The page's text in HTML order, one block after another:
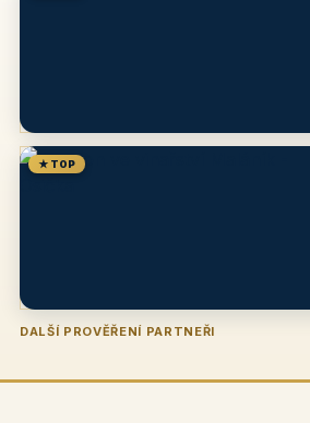
★ TOP
DALŠÍ PROVĚŘENÍ PARTNEŘI
Penzion U Zámku Pension Faber